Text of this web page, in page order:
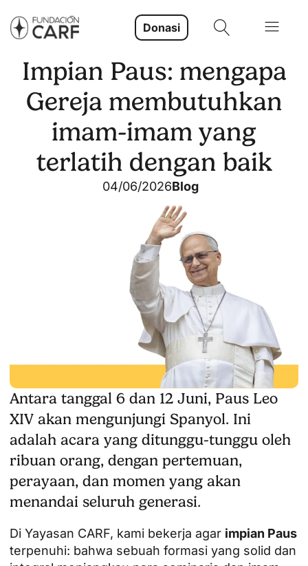
Donasi
Impian Paus: mengapa
Gereja membutuhkan
imam-imam yang
terlatih dengan baik
04/06/2026Blog
Antara tanggal 6 dan 12 Juni, Paus Leo
XIV akan mengunjungi Spanyol. Ini
adalah acara yang ditunggu-tunggu oleh
ribuan orang, dengan pertemuan,
perayaan, dan momen yang akan
menandai seluruh generasi.
Di Yayasan CARF, kami bekerja agar impian Paus
terpenuhi: bahwa sebuah formasi yang solid dan